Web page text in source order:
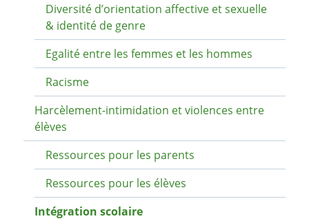
Diversité d’orientation affective et sexuelle
& identité de genre
Egalité entre les femmes et les hommes
Racisme
Harcèlement-intimidation et violences entre
élèves
Ressources pour les parents
Ressources pour les élèves
Intégration scolaire